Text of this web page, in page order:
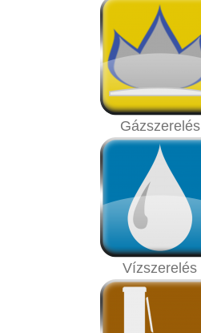
Gázszerelés
Vízszerelés